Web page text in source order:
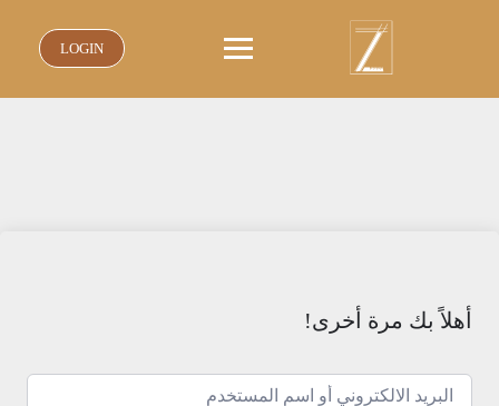
LOGIN
أهلاً بك مرة أخرى!